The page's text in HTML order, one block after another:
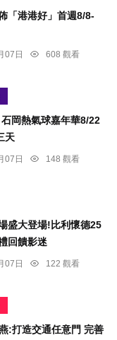
「港港好」首週8/8-
07日
608 觀看
岡熱氣球嘉年華8/22
天
07日
148 觀看
盛大登場!比利懷德25
回饋影迷
07日
122 觀看
:打造交通任意門 完善